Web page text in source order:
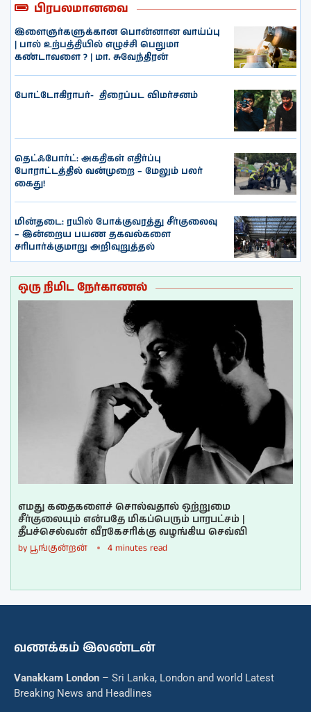
பிரபலமானவை
இளைஞர்களுக்கான பொன்னான வாய்ப்பு
| பால் உற்பத்தியில் எழுச்சி பெறுமா
கண்டாவளை ? | மா. சுவேந்திரன்
போட்டோகிராபர்- ‌ திரைப்பட விமர்சனம்
தெட்ஃபோர்ட்: அகதிகள் எதிர்ப்பு
போராட்டத்தில் வன்முறை – மேலும் பலர்
கைது!
மின்தடை: ரயில் போக்குவரத்து சீர்குலைவு
– இன்றைய பயண தகவல்களை
சரிபார்க்குமாறு அறிவுறுத்தல்
ஒரு நிமிட நேர்காணல்
எமது கதைகளைச் சொல்வதால் ஒற்றுமை
சீர்குலையும் என்பதே மிகப்பெரும் பாரபட்சம் |
தீபச்செல்வன் வீரகேசரிக்கு வழங்கிய செவ்வி
by பூங்குன்றன் 4 minutes read
வணக்கம் இலண்டன்
Vanakkam London – Sri Lanka, London and world Latest
Breaking News and Headlines